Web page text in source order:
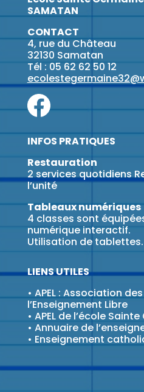
SAMATAN
CONTACT
4, rue du Château
32130 Samatan
Tél : 05 62 62 50 12
INFOS PRATIQUES
Restauration
2 services quotidiens
l’unité
Tableaux numériques
4 classes sont
numérique interactif.
Utilisation de tablettes.
LIENS UTILES
• APEL : Association
l’Enseignement Libre
• APEL de l’école
• Annuaire de
• Enseignement